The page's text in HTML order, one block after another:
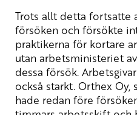
Trots allt detta fortsatte
försöken och försökte
praktikerna för kortare
utan arbetsministeriet
dessa försök.
också starkt. Orthex
hade redan före